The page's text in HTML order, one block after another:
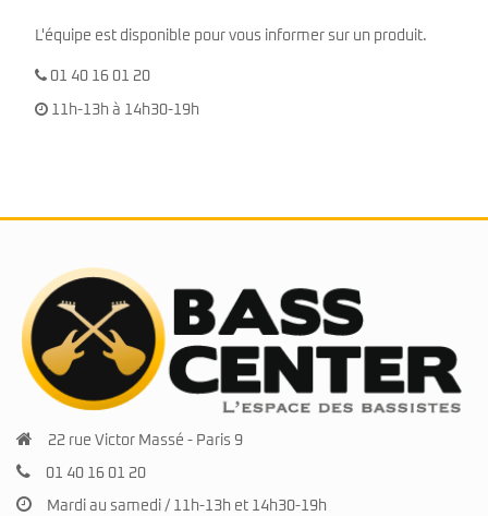
L'équipe est disponible pour vous informer sur un produit.
01 40 16 01 20
11h-13h à 14h30-19h
22 rue Victor Massé - Paris 9
01 40 16 01 20
Mardi au samedi / 11h-13h et 14h30-19h